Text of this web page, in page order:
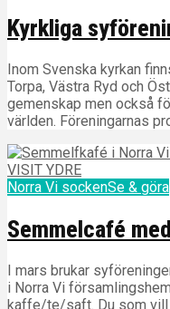
Kyrkliga
Inom Svenska kyrkan
Torpa, Västra Ryd och
gemenskap men också
världen. Föreningarnas
Norra Vi sockenSe & göra
Semmelcafé
I mars brukar
i Norra Vi
kaffe/te/saft. Du som vill